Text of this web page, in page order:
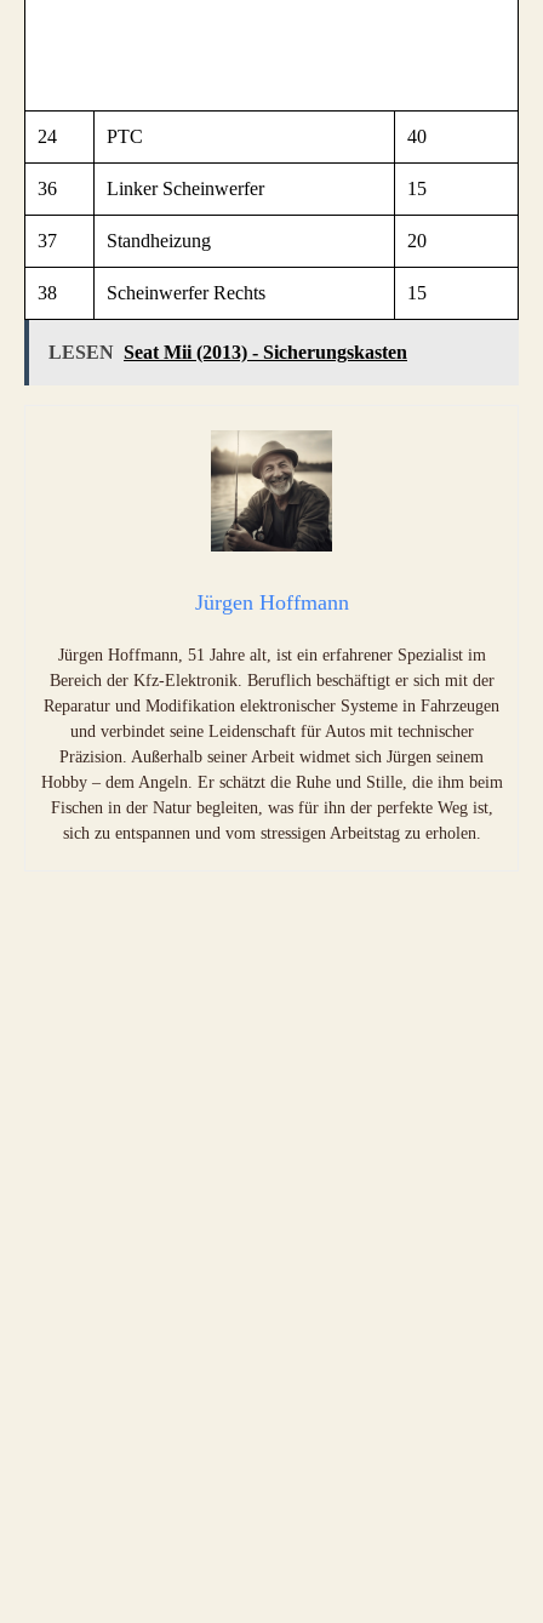
24 PTC 40
36 Linker Scheinwerfer 15
37 Standheizung 20
38 Scheinwerfer Rechts 15
LESEN Seat Mii (2013) - Sicherungskasten
Jürgen Hoffmann
Jürgen Hoffmann, 51 Jahre alt, ist ein erfahrener Spezialist im
Bereich der Kfz-Elektronik. Beruflich beschäftigt er sich mit der
Reparatur und Modifikation elektronischer Systeme in Fahrzeugen
und verbindet seine Leidenschaft für Autos mit technischer
Präzision. Außerhalb seiner Arbeit widmet sich Jürgen seinem
Hobby – dem Angeln. Er schätzt die Ruhe und Stille, die ihm beim
Fischen in der Natur begleiten, was für ihn der perfekte Weg ist,
sich zu entspannen und vom stressigen Arbeitstag zu erholen.